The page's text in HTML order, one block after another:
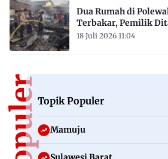
Dua Rumah di
Terbakar, Pemilik
18 Juli 2026 11:04
Topik Populer
Mamuju